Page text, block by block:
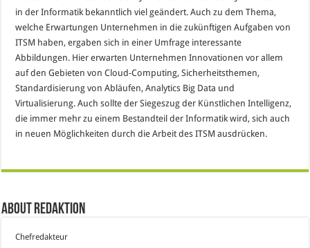
in der Informatik bekanntlich viel geändert. Auch zu dem Thema,
welche Erwartungen Unternehmen in die zukünftigen Aufgaben von
ITSM haben, ergaben sich in einer Umfrage interessante
Abbildungen. Hier erwarten Unternehmen Innovationen vor allem
auf den Gebieten von Cloud-Computing, Sicherheitsthemen,
Standardisierung von Abläufen, Analytics Big Data und
Virtualisierung. Auch sollte der Siegeszug der Künstlichen Intelligenz,
die immer mehr zu einem Bestandteil der Informatik wird, sich auch
in neuen Möglichkeiten durch die Arbeit des ITSM ausdrücken.
About Redaktion
Chefredakteur